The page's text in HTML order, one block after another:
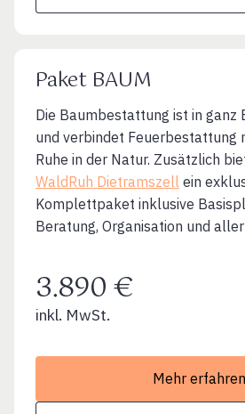
Paket BAUM
Die Baumbestattung ist in ganz
und verbindet Feuerbestattung
Ruhe in der Natur. Zusätzlich
WaldRuh Dietramszell ein
Komplettpaket inklusive
Beratung, Organisation und
3.890 €
inkl. MwSt.
Mehr erfahren